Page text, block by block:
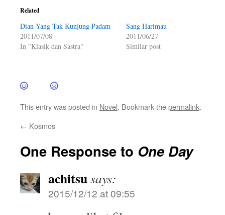
Related
Dian Yang Tak Kunjung Padam
2011/07/08
In "Klasik dan Sastra"
Sang Harimau
2011/06/27
Similar post
This entry was posted in Novel. Bookmark thepermalink.
← Kosmos
One Response to One Day
achitsusays:
2015/12/12 at 09:55